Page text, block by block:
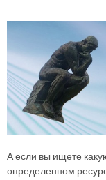
А если вы ищете
определенном